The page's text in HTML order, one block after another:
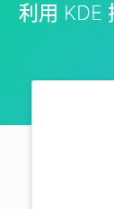
利用 KDE